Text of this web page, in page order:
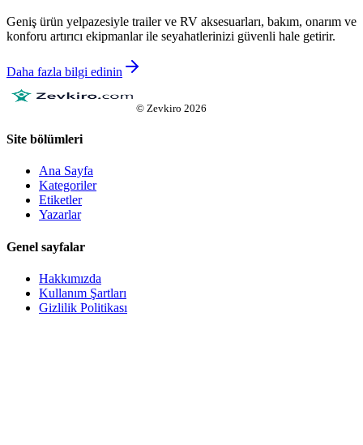
Geniş ürün yelpazesiyle trailer ve RV aksesuarları, bakım, onarım ve
konforu artırıcı ekipmanlar ile seyahatlerinizi güvenli hale getirir.
Daha fazla bilgi edinin
© Zevkiro 2026
Site bölümleri
Ana Sayfa
Kategoriler
Etiketler
Yazarlar
Genel sayfalar
Hakkımızda
Kullanım Şartları
Gizlilik Politikası